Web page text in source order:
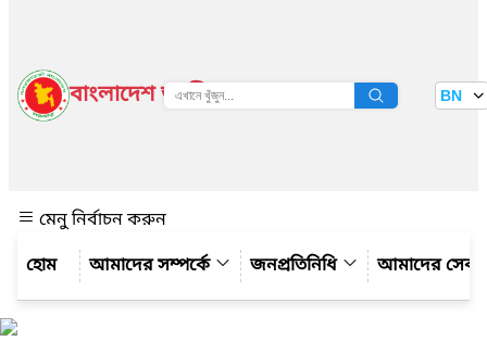
বাংলাদেশ জাতীয় তথ্য বাতায়ন BN
মেনু নির্বাচন করুন
আমাদের সম্পর্কে
জনপ্রতিনিধি আমাদের সেবা